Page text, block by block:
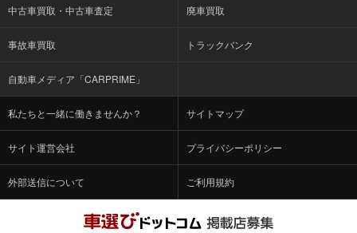
中古車買取・中古車査定 廃車買取
事故車買取 トラックバンク
自動車メディア「CARPRIME」
私たちと一緒に働きませんか？ サイトマップ
サイト運営会社 プライバシーポリシー
外部送信について ご利用規約